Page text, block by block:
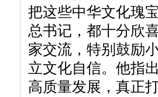
把这些中华文化瑰
总书记，都十分欣
家交流，特别鼓励
立文化自信。他指
高质量发展，真正